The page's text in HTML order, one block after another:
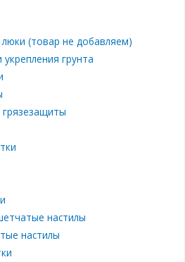
(товар не добавляем)
грунта
настилы
настилы